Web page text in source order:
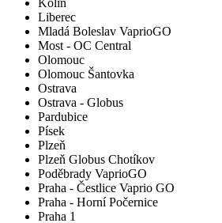
Kolín
Liberec
Mladá Boleslav VaprioGO
Most - OC Central
Olomouc
Olomouc Šantovka
Ostrava
Ostrava - Globus
Pardubice
Písek
Plzeň
Plzeň Globus Chotíkov
Poděbrady VaprioGO
Praha - Čestlice Vaprio GO
Praha - Horní Počernice
Praha 1